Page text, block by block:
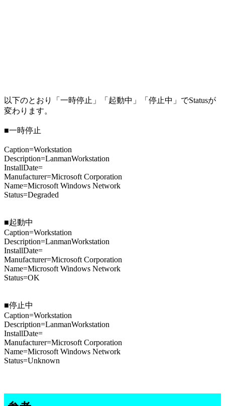
以下のとおり「一時停止」「起動中」「停止中」でStatusが
変わります。
■一時停止
Caption=Workstation
Description=LanmanWorkstation
InstallDate=
Manufacturer=Microsoft Corporation
Name=Microsoft Windows Network
Status=Degraded
■起動中
Caption=Workstation
Description=LanmanWorkstation
InstallDate=
Manufacturer=Microsoft Corporation
Name=Microsoft Windows Network
Status=OK
■停止中
Caption=Workstation
Description=LanmanWorkstation
InstallDate=
Manufacturer=Microsoft Corporation
Name=Microsoft Windows Network
Status=Unknown